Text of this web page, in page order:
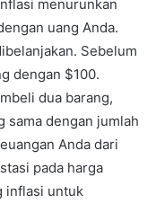
menurunkan
uang Anda.
Sebelum
dengan $100.
dua barang,
sama dengan jumlah
Anda dari
pada harga
inflasi untuk